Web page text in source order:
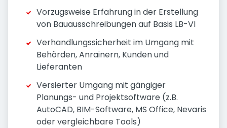
Vorzugsweise Erfahrung in der Erstellung
von Bauausschreibungen auf Basis LB-VI
Verhandlungssicherheit im Umgang mit
Behörden, Anrainern, Kunden und
Lieferanten
Versierter Umgang mit gängiger
Planungs- und Projektsoftware (z.B.
AutoCAD, BIM-Software, MS Office, Nevaris
oder vergleichbare Tools)